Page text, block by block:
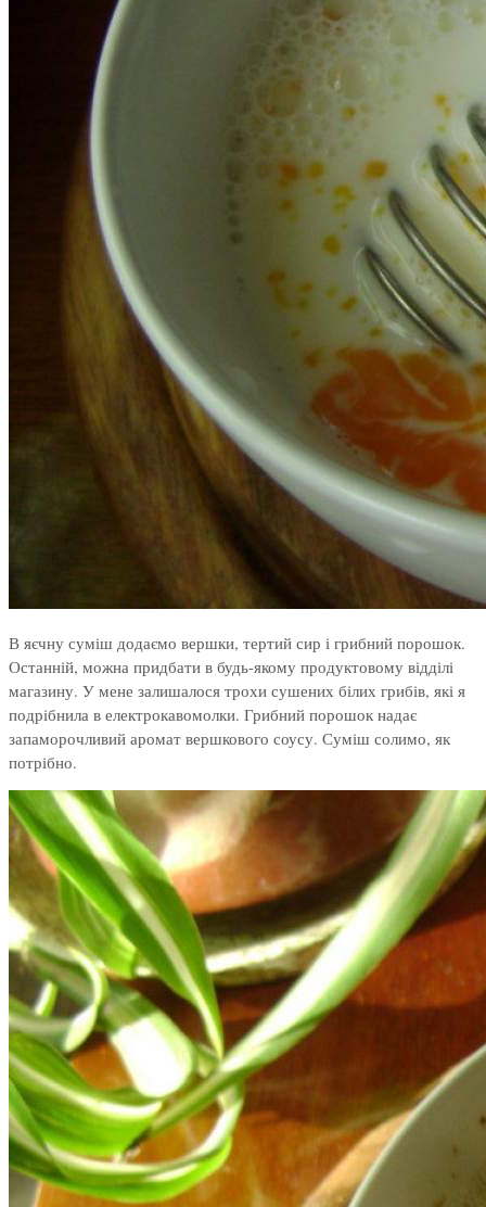
В яєчну суміш додаємо вершки, тертий сир і грибний порошок.
Останній, можна придбати в будь-якому продуктовому відділі
магазину. У мене залишалося трохи сушених білих грибів, які я
подрібнила в електрокавомолки. Грибний порошок надає
запаморочливий аромат вершкового соусу. Суміш солимо, як
потрібно.